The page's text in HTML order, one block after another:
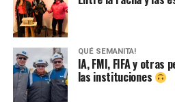
QUÉ SEMANITA!
IA, FMI, FIFA y otras
las instituciones